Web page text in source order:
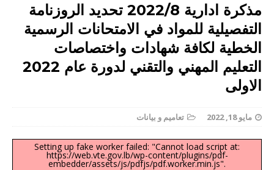
مذكرة ادارية 2022/8 تحديد الروزنامة
التفصيلية للمواد في الامتحانات الرسمية
الخطية لكافة شهادات واختصاصات
التعليم المهني والتقني لدورة عام 2022
الاولى
مايو 18, 2022 تعاميم و بيانات
Setting up fake worker failed: "Cannot load script at:
https://web.vte.gov.lb/wp-content/plugins/pdf-
embedder/assets/js/pdfjs/pdf.worker.min.js".